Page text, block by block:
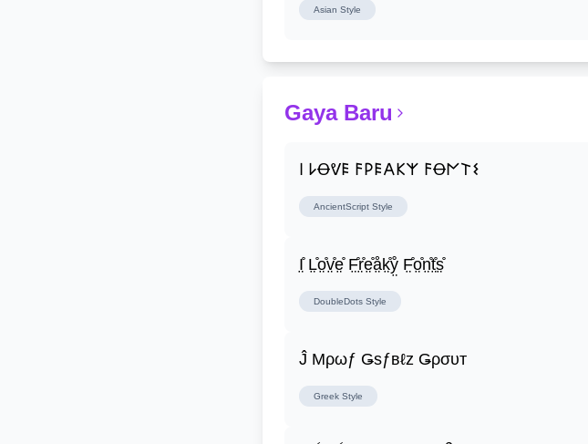
Asian Style
Gaya Baru
𐌉 𐌋Ꝋᕓ𐌄 𐌅𐌓𐌄𐌀𐌊𐌙 𐌅Ꝋ𐌍𐌕𐌔
AncientScript Style
I̤̊ L̤̊o̤̊v̤̊e̤̊ F̤̊r̤̊e̤̊å̤k̤̊ẙ̤ F̤̊o̤̊n̤̊t̤̊s̤̊
DoubleDots Style
Ĵ Μρωƒ Ǥѕƒвℓz Ǥρσυт
Greek Style